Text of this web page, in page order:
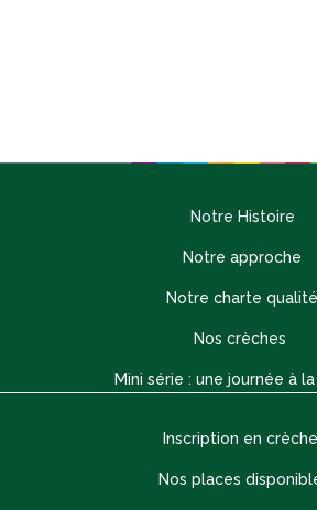
Notre Histoire
Notre approche
Notre charte qualité
Nos crèches
Mini série : une journée à
Inscription en
Nos places